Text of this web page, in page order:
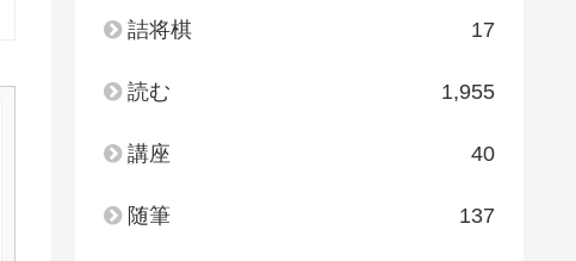
詰将棋 17
読む 1,955
講座 40
随筆 137